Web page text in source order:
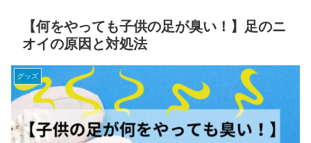
【何をやっても子供の足が臭い！】足のニ
オイの原因と対処法
グッズ